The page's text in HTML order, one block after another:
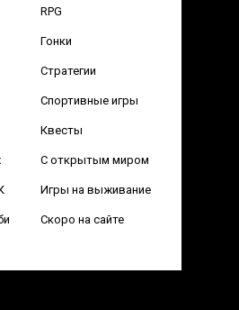
RPG
Гонки
Стратегии
Спортивные игры
Квесты
С открытым миром
Игры на выживание
Скоро на сайте